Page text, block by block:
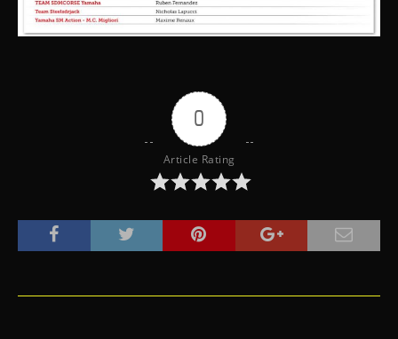
0
Article Rating